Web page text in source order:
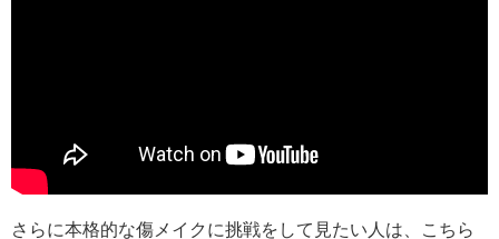
さらに本格的な傷メイクに挑戦をして見たい人は、こちら